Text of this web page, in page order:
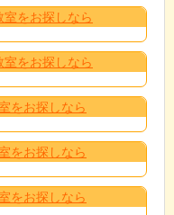
をお探しなら
をお探しなら
をお探しなら
をお探しなら
をお探しなら